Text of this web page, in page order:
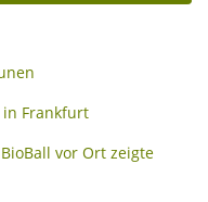
in Frankfurt
vor Ort zeigte